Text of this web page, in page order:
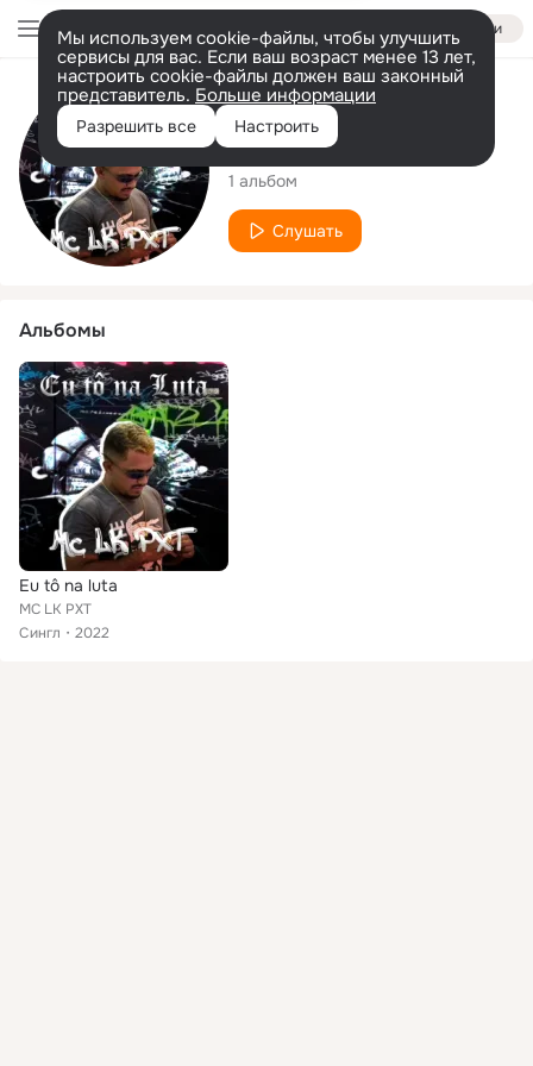
Войти
Мы используем cookie-файлы, чтобы улучшить
сервисы для вас. Если ваш возраст менее 13 лет,
настроить cookie-файлы должен ваш законный
представитель. Больше информации
Разрешить все Настроить
Исполнитель
MC LK PXT
1 альбом
Слушать
Альбомы
Eu tô na luta
MC LK PXT
Сингл
2022